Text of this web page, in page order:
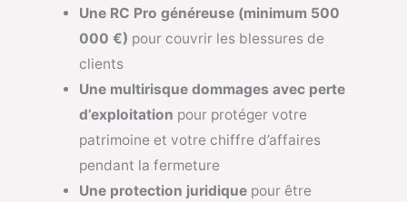
Une RC Pro généreuse (minimum 500
000 €) pour couvrir les blessures de
clients
Une multirisque dommages avec perte
d’exploitation pour protéger votre
patrimoine et votre chiffre d’affaires
pendant la fermeture
Une protection juridiquepour être